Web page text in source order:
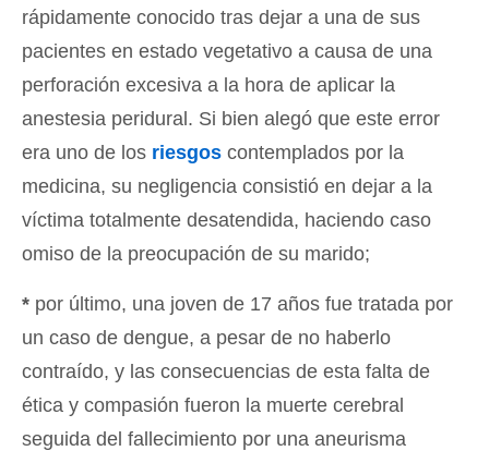
rápidamente conocido tras dejar a una de sus
pacientes en estado vegetativo a causa de una
perforación excesiva a la hora de aplicar la
anestesia peridural. Si bien alegó que este error
era uno de los riesgos contemplados por la
medicina, su negligencia consistió en dejar a la
víctima totalmente desatendida, haciendo caso
omiso de la preocupación de su marido;
* por último, una joven de 17 años fue tratada por
un caso de dengue, a pesar de no haberlo
contraído, y las consecuencias de esta falta de
ética y compasión fueron la muerte cerebral
seguida del fallecimiento por una aneurisma